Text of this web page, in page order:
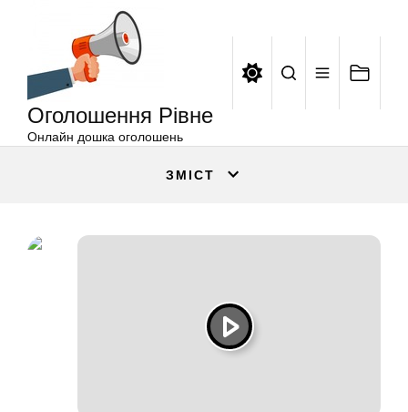
Оголошення Рівне
Онлайн дошка оголошень
ЗМІСТ